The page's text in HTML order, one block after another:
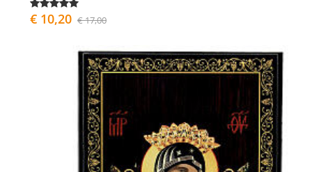
€ 10,20 € 17,00